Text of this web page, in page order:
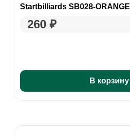
Startbilliards SB028-ORANGE
260 ₽
В корзину